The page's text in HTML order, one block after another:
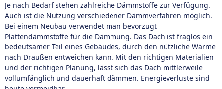
Je nach Bedarf stehen zahlreiche Dämmstoffe zur Verfügung.
Auch ist die Nutzung verschiedener Dämmverfahren möglich.
Bei einem Neubau verwendet man bevorzugt
Plattendämmstoffe für die Dämmung. Das Dach ist fraglos ein
bedeutsamer Teil eines Gebäudes, durch den nützliche Wärme
nach Draußen entweichen kann. Mit den richtigen Materialien
und der richtigen Planung, lässt sich das Dach mittlerweile
vollumfänglich und dauerhaft dämmen. Energieverluste sind